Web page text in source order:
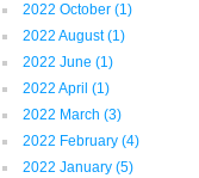
2022 October (1)
2022 August(1)
2022 June (1)
2022 April (1)
2022 March (3)
2022 February (4)
2022 January (5)